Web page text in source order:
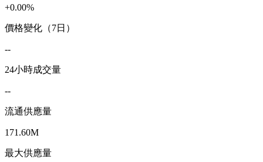
+0.00%
價格變化（7日）
--
24小時成交量
--
流通供應量
171.60M
最大供應量